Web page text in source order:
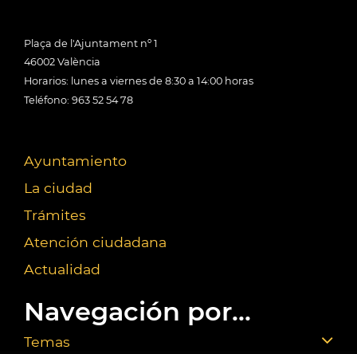
Plaça de l'Ajuntament nº 1
46002 València
Horarios: lunes a viernes de 8:30 a 14:00 horas
Teléfono: 963 52 54 78
Ayuntamiento
La ciudad
Trámites
Atención ciudadana
Actualidad
Navegación por...
Temas